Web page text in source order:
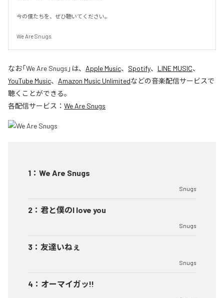
今の僕たちを、ぜひ聴いてください。
We Are Snugs.
なお「We Are Snugs 」は、 Apple Music、 Spotify、 LINE MUSIC、
YouTube Music、 Amazon Music Unlimitedなどの音楽配信サービスで
聴くことができる。
各配信サービス： We Are Snugs
1 ： We Are Snugs
Snugs
2 ： 君と僕のI love you
Snugs
3 ： 友達いねぇ
Snugs
4 ： オーマイガッ!!